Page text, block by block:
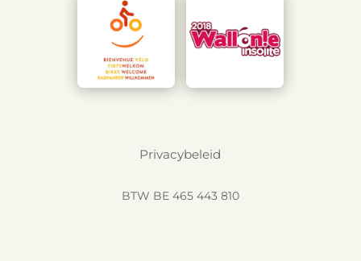
Privacybeleid
BTW BE 465 443 810